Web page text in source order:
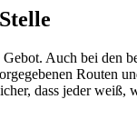
Auch bei den
Routen
dass jeder weiß,